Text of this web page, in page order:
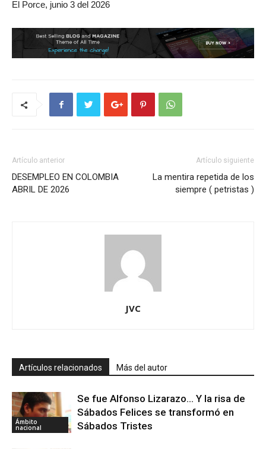
El Porce, junio 3 del 2026
Artículo anterior
DESEMPLEO EN COLOMBIA
ABRIL DE 2026
Artículo siguiente
La mentira repetida de los
siempre ( petristas )
JVC
Artículos relacionados Más del autor
Ámbito
nacional
Se fue Alfonso Lizarazo… Y la risa de
Sábados Felices se transformó en
Sábados Tristes